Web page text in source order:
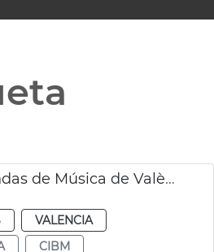
Inicios de una nueva edición del Certamen Internacional de Bandas de Música de València
VALENCIA
CIBM